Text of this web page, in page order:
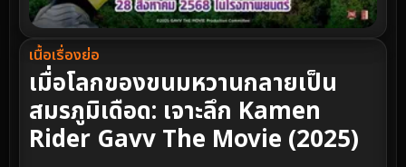
เนื้อเรื่องย่อ
เมื่อโลกของขนมหวานกลายเป็น
สมรภูมิเดือด: เจาะลึก Kamen
Rider Gavv The Movie (2025)